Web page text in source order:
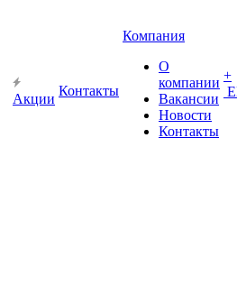
Акции
Контакты
Компания
О
компании
Вакансии
Новости
Контакты
+